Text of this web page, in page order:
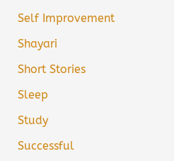
Self Improvement
Shayari
Short Stories
Sleep
Study
Successful